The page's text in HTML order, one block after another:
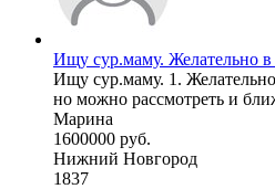
Ищу сур.маму. Желательно
Ищу сур.маму. 1.
но можно рассмотреть и
Марина
1600000 руб.
Нижний Новгород
1837